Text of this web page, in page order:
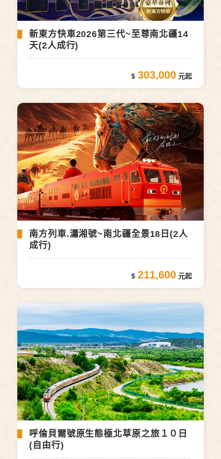
新東方快車2026第三代~至尊南北疆14
天(2人成行)
303,000
南方列車.瀟湘號~南北疆全景18日(2人
成行)
211,600
呼倫貝爾號原生態極北草原之旅１０日
(自由行)